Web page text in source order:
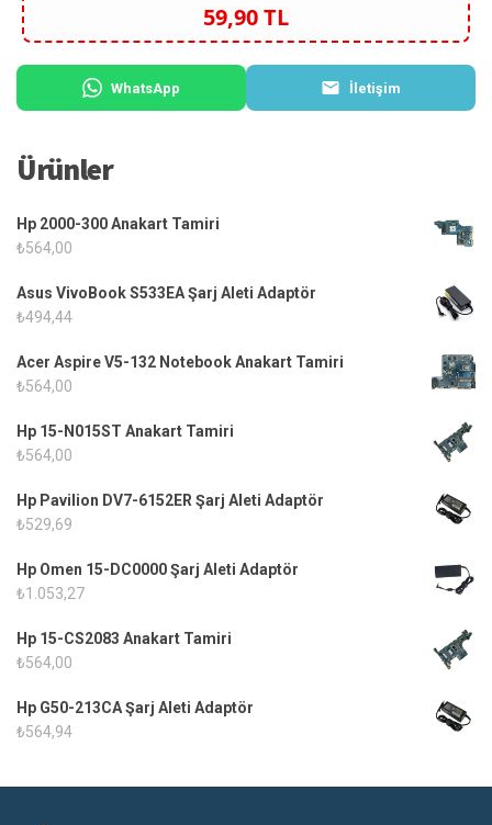
59,90 TL
WhatsApp İletişim
Ürünler
Hp 2000-300 Anakart Tamiri
₺564,00
Asus VivoBook S533EA Şarj Aleti Adaptör
₺494,44
Acer Aspire V5-132 Notebook Anakart Tamiri
₺564,00
Hp 15-N015ST Anakart Tamiri
₺564,00
Hp Pavilion DV7-6152ER Şarj Aleti Adaptör
₺529,69
Hp Omen 15-DC0000 Şarj Aleti Adaptör
₺1.053,27
Hp 15-CS2083 Anakart Tamiri
₺564,00
Hp G50-213CA Şarj Aleti Adaptör
₺564,94